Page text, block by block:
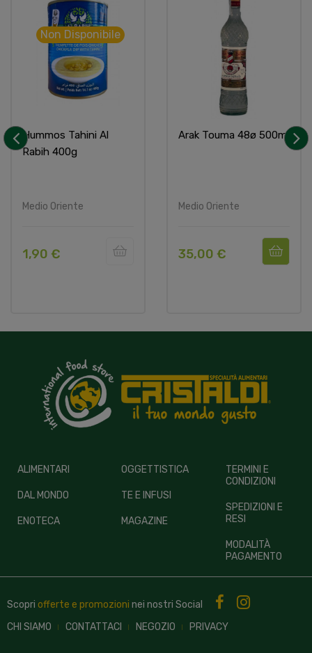
Hummos Tahini Al
Rabih 400g
Medio Oriente
Non Disponibile
1,90 €
Arak Touma 48ø 500ml
Medio Oriente
35,00 €
ALIMENTARI
DAL MONDO
ENOTECA
OGGETTISTICA
TE E INFUSI
MAGAZINE
TERMINI E
CONDIZIONI
SPEDIZIONI E
RESI
MODALITÀ
PAGAMENTO
Scopri offerte e promozioni nei nostri Social
CHI SIAMO
CONTATTACI NEGOZIO PRIVACY